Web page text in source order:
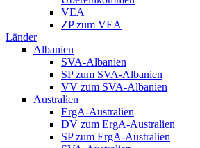
VEA
ZP zum VEA
Länder
Albanien
SVA-Albanien
SP zum SVA-Albanien
VV zum SVA-Albanien
Australien
ErgA-Australien
DV zum ErgA-Australien
SP zum ErgA-Australien